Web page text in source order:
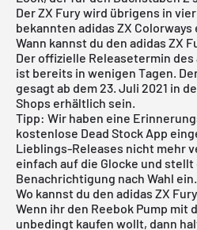
Der ZX Fury wird übrigens in
bekannten adidas ZX
Wann kannst du den adidas ZX
Der offizielle Releasetermin des
ist bereits in wenigen Tagen.
gesagt ab dem 23. Juli 2021 in
Shops erhältlich sein.
Tipp: Wir haben eine
kostenlose Dead Stock App
Lieblings-Releases nicht mehr
einfach auf die Glocke und
Benachrichtigung nach Wahl ein.
Wo kannst du den adidas ZX
Wenn ihr den Reebok Pump mit
unbedingt kaufen wollt, dann